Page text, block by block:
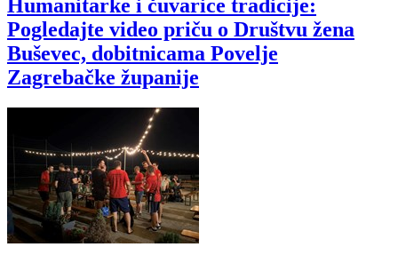
Humanitarke i čuvarice tradicije:
Pogledajte video priču o Društvu žena
Buševec, dobitnicama Povelje
Zagrebačke županije